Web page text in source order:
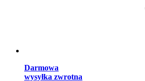
Darmowa
wysyłka zwrotna